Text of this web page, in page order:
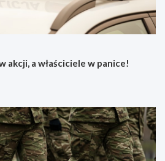
akcji, a właściciele w panice!